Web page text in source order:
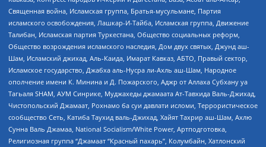
Священная война, Исламская группа, Братья-мусульмане, Партия
исламского освобождения, Лашкар-И-Тайба, Исламская группа, Движение
Талибан, Исламская партия Туркестана, Общество социальных реформ,
Общество возрождения исламского наследия, Дом двух святых, Джунд аш-
Шам, Исламский джихад, Аль-Каида, Имарат Кавказ, АБТО, Правый сектор,
Исламское государство, Джабха аль-Нусра ли-Ахль аш-Шам, Народное
ополчение имени К. Минина и Д. Пожарского, Аджр от Аллаха Субхану уа
Тагьаля SHAM, АУМ Синрике, Муджахеды джамаата Ат-Тавхида Валь-Джихад,
Чистопольский Джамаат, Рохнамо ба суи давлати исломи, Террористическое
сообщество Сеть, Катиба Таухид валь-Джихад, Хайят Тахрир аш-Шам, Ахлю
Сунна Валь Джамаа, National Socialism/White Power, Артподготовка,
Религиозная группа “Джамаат “Красный пахарь”, Колумбайн, Хатлонский